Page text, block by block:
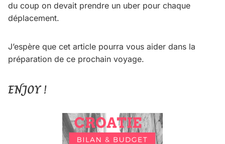
du coup on devait prendre un uber pour chaque
déplacement.
J’espère que cet article pourra vous aider dans la
préparation de ce prochain voyage.
ENJOY !